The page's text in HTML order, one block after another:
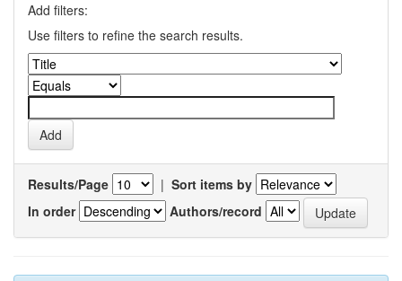
Add filters:
Use filters to refine the search results.
Results/Page | Sort items by
In order
Authors/record